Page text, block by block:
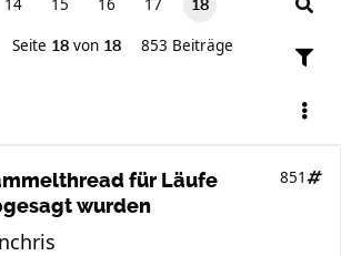
14 15 16 17 18
Seite 18 von 18 853 Beiträge
für Läufe
wurden
851